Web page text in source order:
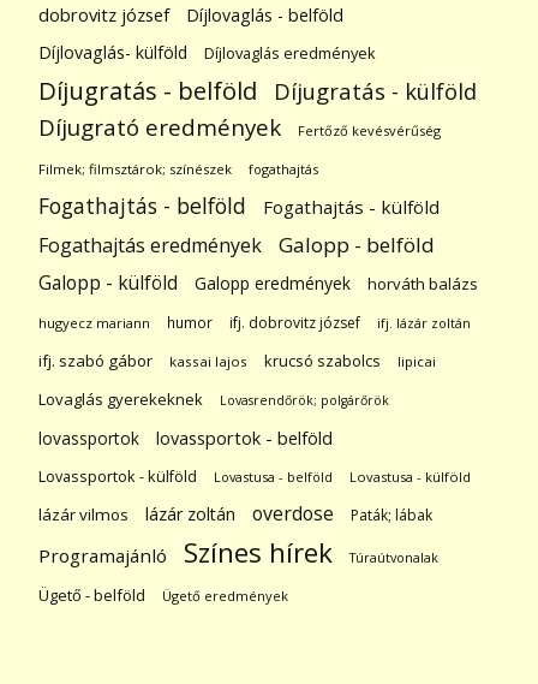
dobrovitz józsef
Díjlovaglás - belföld
Díjlovaglás- külföld
Díjlovaglás eredmények
Díjugratás - belföld Díjugratás - külföld
Díjugrató eredmények Fertőző kevésvérűség
Filmek; filmsztárok; színészek fogathajtás
Fogathajtás - belföld Fogathajtás - külföld
Fogathajtás eredmények Galopp - belföld
Galopp - külföld Galopp eredmények horváth balázs
hugyecz mariann humor ifj. dobrovitz józsef ifj. lázár zoltán
ifj. szabó gábor kassai lajos krucsó szabolcs lipicai
Lovaglás gyerekeknek Lovasrendőrök; polgárőrök
lovassportok lovassportok - belföld
Lovassportok - külföld Lovastusa - belföld Lovastusa - külföld
lázár vilmos lázár zoltán overdose Paták; lábak
Programajánló Színes hírek Túraútvonalak
Ügető - belföld Ügető eredmények